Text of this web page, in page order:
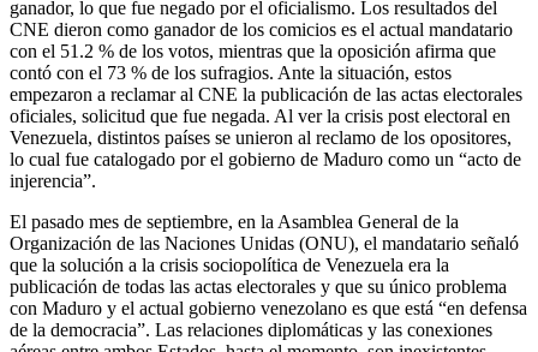
ganador, lo que fue negado por el oficialismo. Los resultados del
CNE dieron como ganador de los comicios es el actual mandatario
con el 51.2 % de los votos, mientras que la oposición afirma que
contó con el 73 % de los sufragios. Ante la situación, estos
empezaron a reclamar al CNE la publicación de las actas electorales
oficiales, solicitud que fue negada. Al ver la crisis post electoral en
Venezuela, distintos países se unieron al reclamo de los opositores,
lo cual fue catalogado por el gobierno de Maduro como un “acto de
injerencia”.
El pasado mes de septiembre, en la Asamblea General de la
Organización de las Naciones Unidas (ONU), el mandatario señaló
que la solución a la crisis sociopolítica de Venezuela era la
publicación de todas las actas electorales y que su único problema
con Maduro y el actual gobierno venezolano es que está “en defensa
de la democracia”. Las relaciones diplomáticas y las conexiones